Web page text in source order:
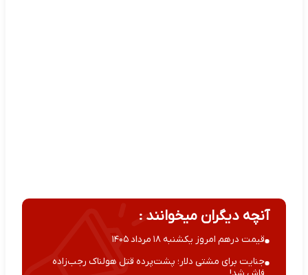
آنچه دیگران میخوانند :
قیمت درهم امروز یکشنبه ۱۸ مرداد ۱۴۰۵
جنایت برای مشتی دلار؛ پشت‌پرده قتل هولناک رجب‌زاده